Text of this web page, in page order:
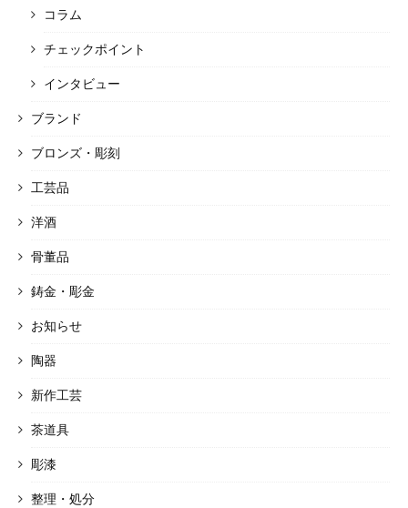
コラム
チェックポイント
インタビュー
ブランド
ブロンズ・彫刻
工芸品
洋酒
骨董品
鋳金・彫金
お知らせ
陶器
新作工芸
茶道具
彫漆
整理・処分